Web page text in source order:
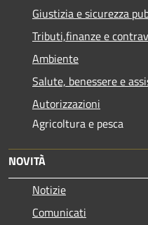
Giustizia e sicurezza
Tributi,finanze e
Ambiente
Salute, benessere e
Autorizzazioni
Agricoltura e pesca
NOVITÀ
Notizie
Comunicati